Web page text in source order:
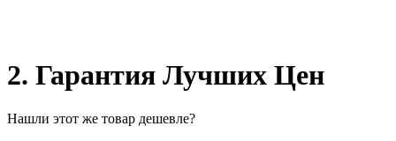
2. Гарантия Лучших Цен
Нашли этот же товар дешевле?